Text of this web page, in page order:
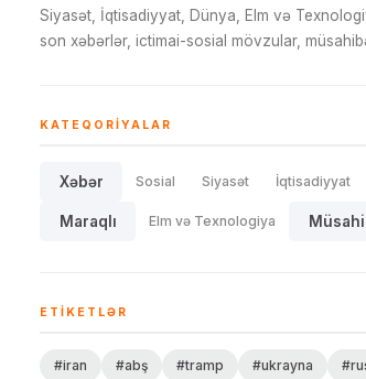
Siyasət, İqtisadiyyat, Dünya, Elm və
son xəbərlər, ictimai-sosial mövzular,
KATEQORIYALAR
Xəbər Sosial Siyasət İqtisadiyyat
Maraqlı Elm və Texnologiya
ETIKETLƏR
#iran #abş #tramp #ukrayna